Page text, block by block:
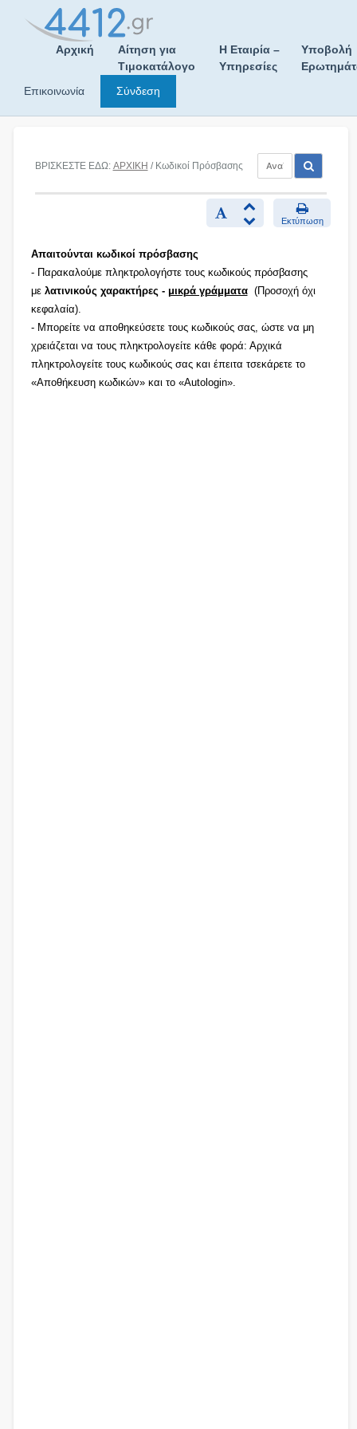
Αρχική
Αίτηση για
Τιμοκατάλογο
Η Εταιρία –
Υπηρεσίες
Υποβολή
Επικοινωνία
Σύνδεση
ΒΡΙΣΚΕΣΤΕ ΕΔΩ: ΑΡΧΙΚΗ / Κωδικοί Πρόσβασης
Εκτύπωση
Απαιτούνται κωδικοί πρόσβασης
- Παρακαλούμε πληκτρολογήστε τους κωδικούς πρόσβασης
με λατινικούς χαρακτήρες - μικρά γράμματα(Προσοχή όχι
κεφαλαία).
- Μπορείτε να αποθηκεύσετε τους κωδικούς σας, ώστε να μη
χρειάζεται να τους πληκτρολογείτε κάθε φορά: Αρχικά
πληκτρολογείτε τους κωδικούς σας και έπειτα τσεκάρετε το
«Αποθήκευση κωδικών» και το «Autologin».